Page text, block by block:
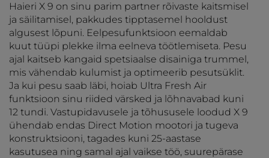
Haieri X 9 on sinu parim partner rõivaste kaitsmisel
ja säilitamisel, pakkudes tipptasemel hooldust
algusest lõpuni. Eelpesufunktsioon eemaldab
kuut tüüpi plekke ilma eelneva töötlemiseta. Pesu
ajal kaitseb kangaid spetsiaalse disainiga trummel,
mis vähendab kulumist ja optimeerib pesutsüklit.
Ja kui pesu saab läbi, hoiab Ultra Fresh Air
funktsioon sinu riided värsked ja lõhnavabad kuni
12 tundi. Vastupidavusele ja tõhususele loodud X 9
ühendab endas Direct Motion mootori ja tugeva
konstruktsiooni, tagades kuni 25-aastase
kasutusea ning samal ajal vaikse töö, suurepärase